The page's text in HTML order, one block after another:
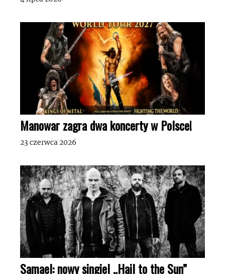
Manowar zagra dwa koncerty w Polsce!
23 czerwca 2026
Samael: nowy singiel „Hail to the Sun”